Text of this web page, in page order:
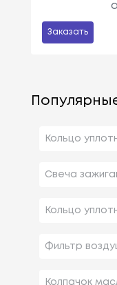
Заказать
Кольцо
Свеча
Кольцо
Фильтр
Колпачок